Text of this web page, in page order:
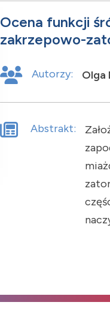
Ocena funkcji
zakrzepowo-
Autorzy: Olga
Abstrakt: